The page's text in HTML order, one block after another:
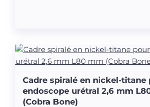
Cadre spiralé en nickel-titane
endoscope urétral 2,6 mm
(Cobra Bone)